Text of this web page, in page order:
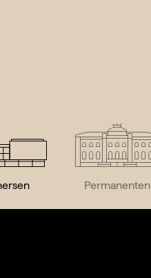
Permanenten